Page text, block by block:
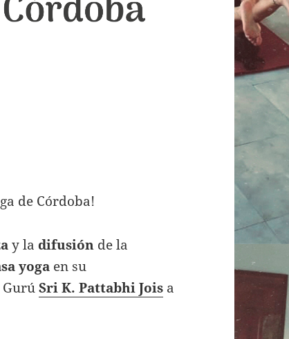
de Córdoba!
y la difusión de la
yoga en su
GurúSri K. Pattabhi Jois a